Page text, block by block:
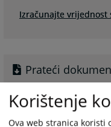
Izračunajte vrijednost
Prateći
Instrukcija za
Opca instrukcija
Korištenje
Ova web stranica koristi